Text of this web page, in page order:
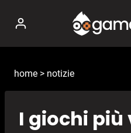
contenuto
home > notizie
I giochi più